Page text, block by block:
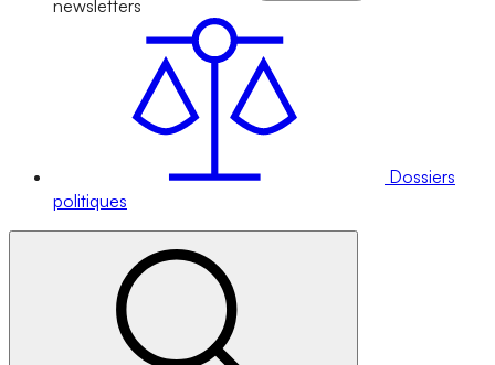
newsletters
Dossiers
politiques